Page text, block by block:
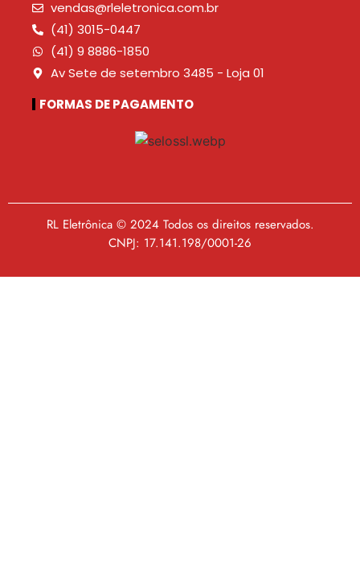
vendas@rleletronica.com.br
(41) 3015-0447
(41) 9 8886-1850
Av Sete de setembro 3485 - Loja 01
FORMAS DE PAGAMENTO
RL Eletrônica © 2024 Todos os direitos reservados.
CNPJ: 17.141.198/0001-26